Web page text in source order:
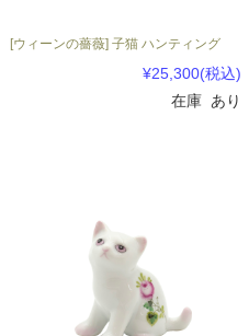
[ウィーンの薔薇] 子猫 ハンティング
¥25,300(税込)
在庫 あり